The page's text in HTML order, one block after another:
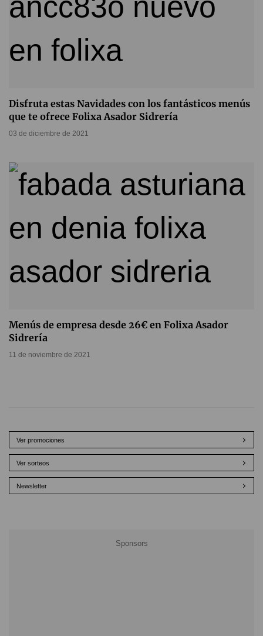
Disfruta estas Navidades con los fantásticos menús
que te ofrece Folixa Asador Sidrería
03 de diciembre de 2021
Menús de empresa desde 26€ en Folixa Asador
Sidrería
11 de noviembre de 2021
Ver promociones
Ver sorteos
Newsletter